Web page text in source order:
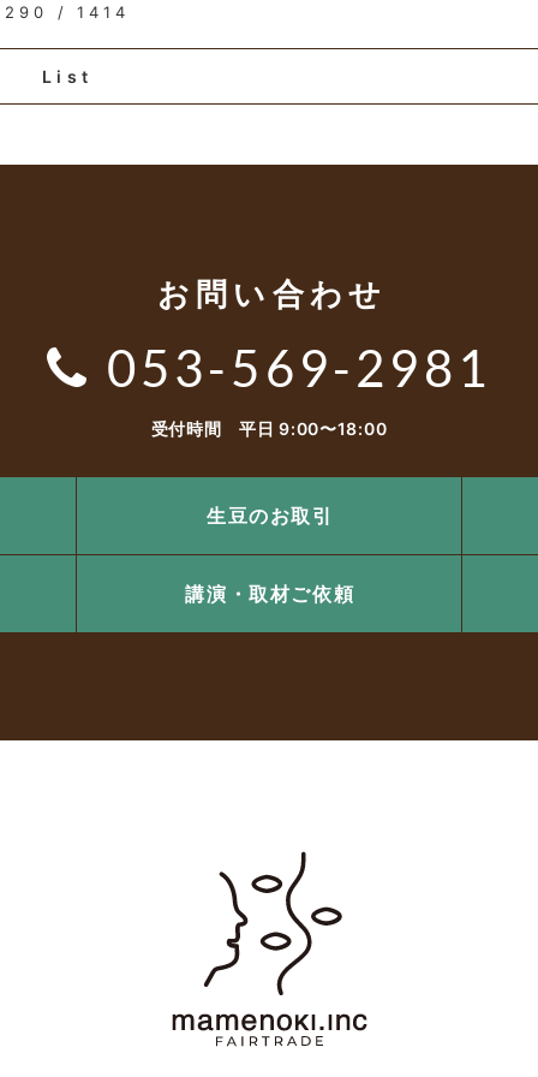
290 / 1414
List
お問い合わせ
053-569-2981
受付時間 平日 9:00〜18:00
生豆のお取引
講演・取材ご依頼